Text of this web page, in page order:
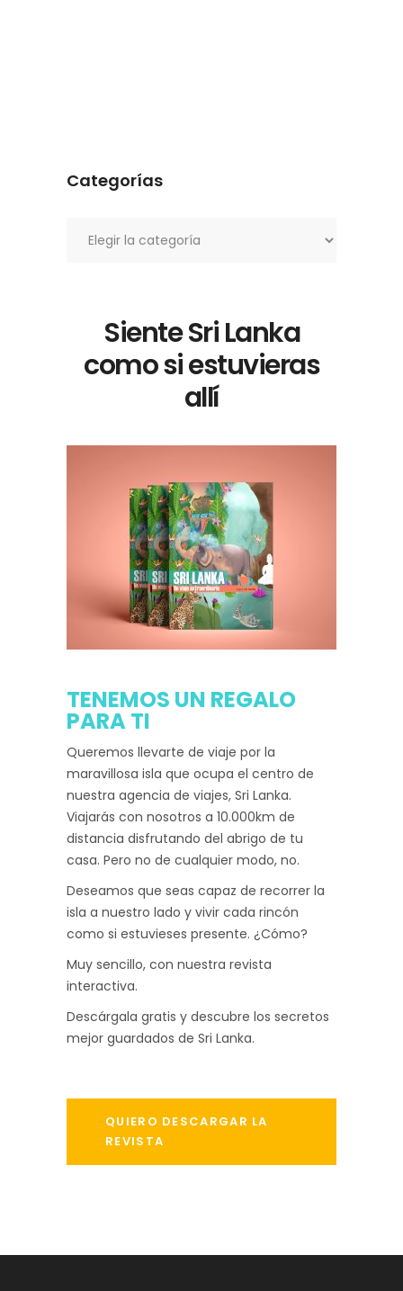
Categorías
Siente Sri Lanka
como si estuvieras
allí
TENEMOS UN REGALO
PARA TI
Queremos llevarte de viaje por la
maravillosa isla que ocupa el centro de
nuestra agencia de viajes, Sri Lanka.
Viajarás con nosotros a 10.000km de
distancia disfrutando del abrigo de tu
casa. Pero no de cualquier modo, no.
Deseamos que seas capaz de recorrer la
isla a nuestro lado y vivir cada rincón
como si estuvieses presente. ¿Cómo?
Muy sencillo, con nuestra revista
interactiva.
Descárgala gratis y descubre los secretos
mejor guardados de Sri Lanka.
QUIERO DESCARGAR LA
REVISTA